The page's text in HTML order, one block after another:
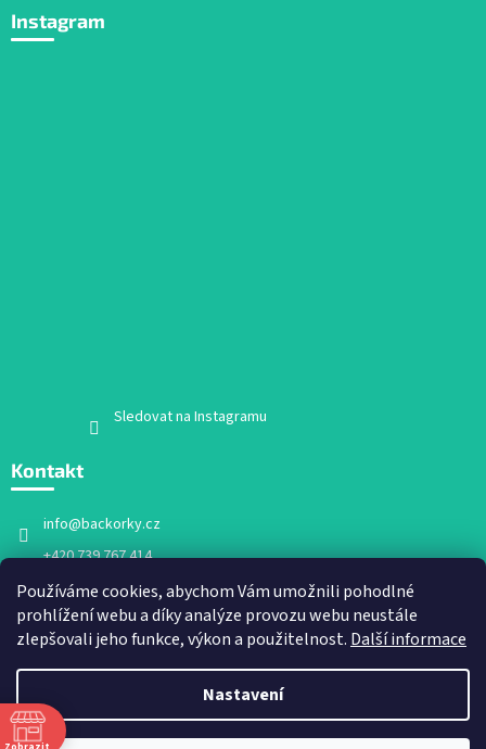
Používáme cookies, abychom Vám umožnili pohodlné
prohlížení webu a díky analýze provozu webu neustále
zlepšovali jeho funkce, výkon a použitelnost. Další informace
Nastavení
Instagram
Sledovat na Instagramu
Kontakt
info@backorky.cz
+420 739 767 414
Facebook
backorky.cz
Vytvořil Shoptet